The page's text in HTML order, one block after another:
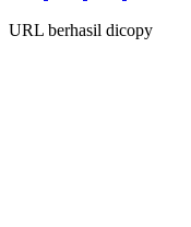
URL berhasil dicopy